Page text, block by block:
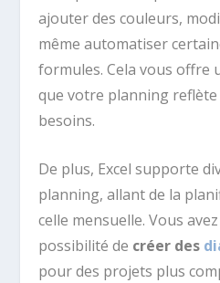
ajouter des couleurs,
même automatiser
formules. Cela vous
que votre planning reflète
besoins.
De plus, Excel supporte
planning, allant de la
celle mensuelle. Vous
possibilité de créer des
pour des projets plus